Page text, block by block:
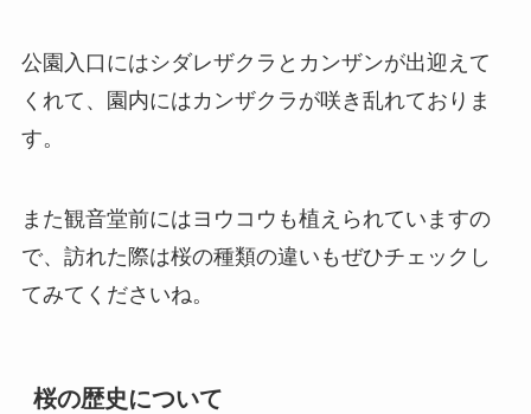
公園入口にはシダレザクラとカンザンが出迎えて
くれて、園内にはカンザクラが咲き乱れておりま
す。
また観音堂前にはヨウコウも植えられていますの
で、訪れた際は桜の種類の違いもぜひチェックし
てみてくださいね。
桜の歴史について